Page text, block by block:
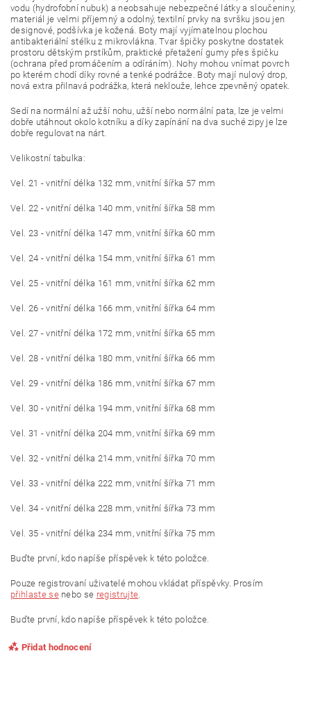
vodu (hydrofobní nubuk) a neobsahuje nebezpečné látky a sloučeniny,
materiál je velmi příjemný a odolný, textilní prvky na svršku jsou jen
designové, podšívka je kožená. Boty mají vyjímatelnou plochou
antibakteriální stélku z mikrovlákna.Tvar špičky poskytne dostatek
prostoru dětským prstíkům, praktické přetažení gumy přes špičku
(ochrana před promáčením a odíráním). Nohy mohou vnímat povrch
po kterém chodí díky rovné a tenké podrážce. Boty mají nulový drop,
nová extra přilnavá podrážka, která neklouže, lehce zpevněný opatek.
Sedí na normální až užší nohu, užší nebo normální pata, lze je velmi
dobře utáhnout okolo kotníku a díky zapínání na dva suché zipy je lze
dobře regulovat na nárt.
Velikostní tabulka:
Vel. 21 - vnitřní délka 132 mm, vnitřní šířka 57 mm
Vel. 22 - vnitřní délka 140 mm, vnitřní šířka 58 mm
Vel. 23 - vnitřní délka 147 mm, vnitřní šířka 60 mm
Vel. 24 - vnitřní délka 154 mm, vnitřní šířka 61 mm
Vel. 25 - vnitřní délka 161 mm, vnitřní šířka 62 mm
Vel. 26 - vnitřní délka 166 mm, vnitřní šířka 64 mm
Vel. 27 - vnitřní délka 172 mm, vnitřní šířka 65 mm
Vel. 28 - vnitřní délka 180 mm, vnitřní šířka 66 mm
Vel. 29 - vnitřní délka 186 mm, vnitřní šířka 67 mm
Vel. 30 - vnitřní délka 194 mm, vnitřní šířka 68 mm
Vel. 31 - vnitřní délka 204 mm, vnitřní šířka 69 mm
Vel. 32 - vnitřní délka 214 mm, vnitřní šířka 70 mm
Vel. 33 - vnitřní délka 222 mm, vnitřní šířka 71 mm
Vel. 34 - vnitřní délka 228 mm, vnitřní šířka 73 mm
Vel. 35 - vnitřní délka 234 mm, vnitřní šířka 75 mm
Buďte první, kdo napíše příspěvek k této položce.
Pouze registrovaní uživatelé mohou vkládat příspěvky. Prosím
přihlaste senebo se registrujte.
Buďte první, kdo napíše příspěvek k této položce.
Přidat hodnocení